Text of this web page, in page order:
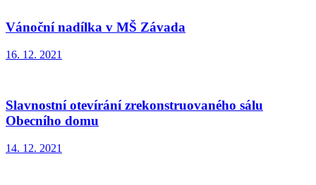
Vánoční nadílka v MŠ Závada
16. 12. 2021
Slavnostní otevírání zrekonstruovaného sálu
Obecního domu
14. 12. 2021